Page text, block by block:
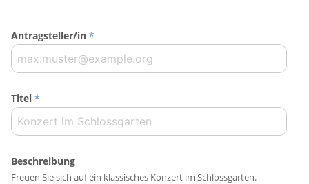
Antragsteller/in *
Titel *
Beschreibung
Freuen Sie sich auf ein klassisches Konzert im Schlossgarten.